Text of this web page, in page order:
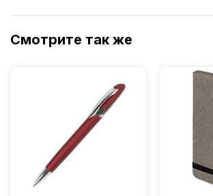
Смотрите так же